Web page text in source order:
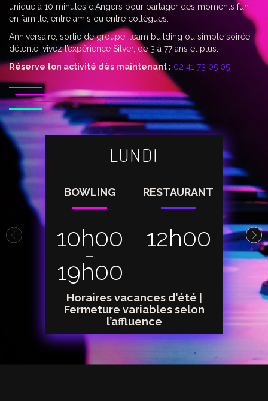
unique à 10 minutes d'Angers pour partager des moments fun
en famille, entre amis ou entre collègues.
Anniversaire, sortie de groupe, team building ou simple soirée
détente, vivez l’expérience Silver, de 3 à 77 ans et plus.
Réserve ton activité dès maintenant : 02 41 73 05 05
LUNDI
BOWLING
10h00
-
19h00
RESTAURANT
12h00
Horaires vacances d'été |
Fermeture variables selon
l’affluence